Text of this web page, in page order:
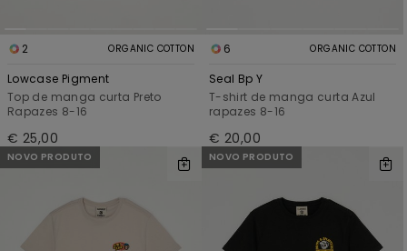
2 ORGANIC COTTON
Lowcase Pigment
Top de manga curta Preto
Rapazes 8-16
€ 25,00
6 ORGANIC COTTON
Seal Bp Y
T-shirt de manga curta Azul
rapazes 8-16
€ 20,00
NOVO PRODUTO NOVO PRODUTO